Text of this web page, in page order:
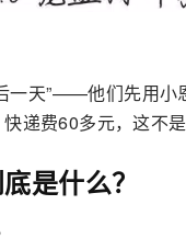
一天”——他们先用
递费60多元，这不
是什么？